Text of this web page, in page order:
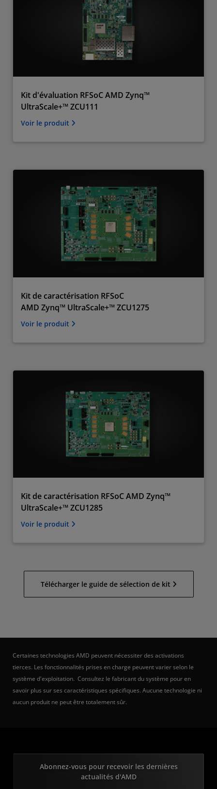
Kit d'évaluation RFSoC AMD Zynq™
UltraScale+™ ZCU111
Voir le produit
Kit de caractérisation RFSoC
AMD Zynq™ UltraScale+™ ZCU1275
Voir le produit
Kit de caractérisation RFSoC AMD Zynq™
UltraScale+™ ZCU1285
Voir le produit
Télécharger le guide de sélection de kit
Certaines technologies AMD peuvent nécessiter des activations
tierces. Les fonctionnalités prises en charge peuvent varier selon le
système d'exploitation. Consultez le fabricant du système pour en
savoir plus sur ses caractéristiques spécifiques. Aucune technologie ni
aucun produit ne peut être totalement sûr.
Abonnez-vous pour recevoir les dernières
actualités d'AMD